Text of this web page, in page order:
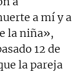
a mí y a
la niña»,
12 de
la pareja